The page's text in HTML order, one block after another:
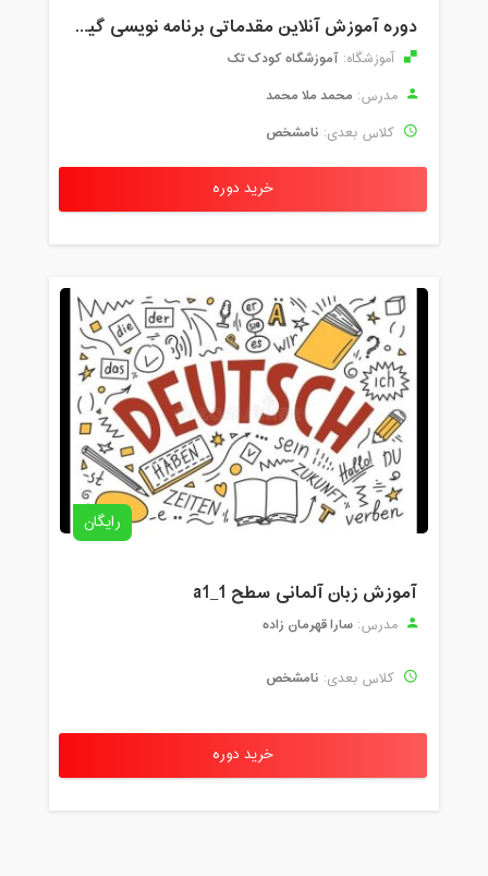
دوره آموزش آنلاین مقدماتی برنامه نویسی گیم میکر کودک و نوجوان (برای نهمین بار) کودک تک
آموزشگاه: آموزشگاه کودک تک
مدرس: محمد ملا محمد
کلاس بعدی: نامشخص
خرید دوره
رایگان
آموزش زبان آلمانی سطح a1_1
مدرس: سارا قهرمان زاده
کلاس بعدی: نامشخص
خرید دوره